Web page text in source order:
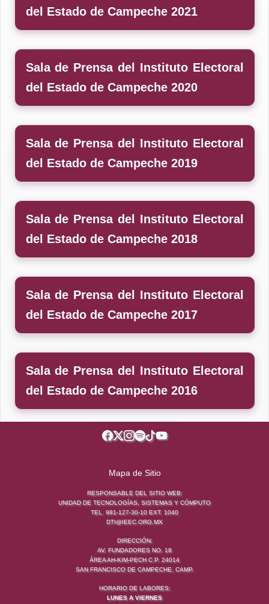
del Estado de Campeche 2021
Sala de Prensa del Instituto Electoral
del Estado de Campeche 2020
Sala de Prensa del Instituto Electoral
del Estado de Campeche 2019
Sala de Prensa del Instituto Electoral
del Estado de Campeche 2018
Sala de Prensa del Instituto Electoral
del Estado de Campeche 2017
Sala de Prensa del Instituto Electoral
del Estado de Campeche 2016
Mapa de Sitio
RESPONSABLE DEL SITIO WEB:
UNIDAD DE TECNOLOGÍAS, SISTEMAS Y CÓMPUTO
TEL. 981-127-30-10 EXT. 1040
DTI@IEEC.ORG.MX
DIRECCIÓN:
AV. FUNDADORES NO. 18
ÁREA AH-KIM-PECH C.P. 24014
SAN FRANCISCO DE CAMPECHE, CAMP.
HORARIO DE LABORES:
LUNES A VIERNES